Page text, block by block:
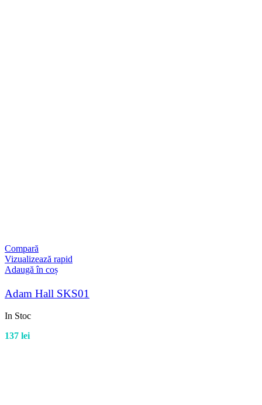
Compară
Vizualizează rapid
Adaugă în coș
Adam Hall SKS01
In Stoc
137 lei